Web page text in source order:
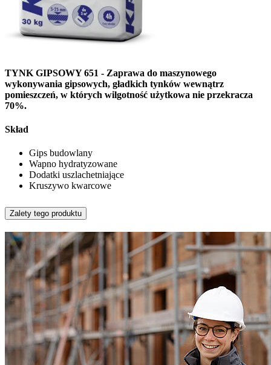
TYNK GIPSOWY 651 - Zaprawa do maszynowego
wykonywania gipsowych, gładkich tynków wewnątrz
pomieszczeń, w których wilgotność użytkowa nie przekracza
70%.
Skład
Gips budowlany
Wapno hydratyzowane
Dodatki uszlachetniające
Kruszywo kwarcowe
Zalety tego produktu